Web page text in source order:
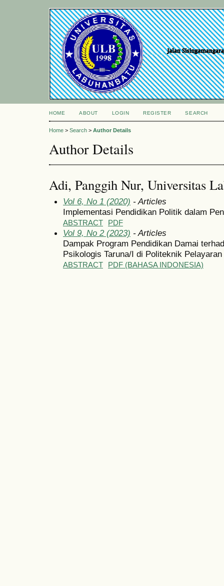
HOME ABOUT LOGIN REGISTER SEARCH
Home > Search > Author Details
Author Details
Adi, Panggih Nur, Universitas
Vol 6, No 1 (2020) - Articles
Implementasi Pendidikan Politik dalam
ABSTRACT PDF
Vol 9, No 2 (2023) - Articles
Dampak Program Pendidikan Damai
Psikologis Taruna/I di Politeknik
ABSTRACT PDF (BAHASA INDONESIA)